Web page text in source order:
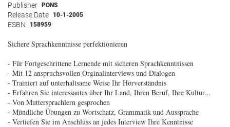
Publisher PONS
Release Date 10-1-2005
ESBN 158959
Sichere Sprachkenntnisse perfektionieren
- Für Fortgeschrittene Lernende mit sicheren Sprachkenntnissen
- Mit 12 anspruchsvollen Orginalinterviews und Dialogen
- Trainiert auf unterhaltsame Weise Ihr Hörverständnis
- Erfahren Sie interessantes über Ihr Land, Ihren Beruf, Ihre Kultur...
- Von Muttersprachlern gesprochen
- Mündliche Übungen zu Wortschatz, Grammatik und Aussprache
- Vertiefen Sie im Anschluss an jedes Interview Ihre Kenntnisse